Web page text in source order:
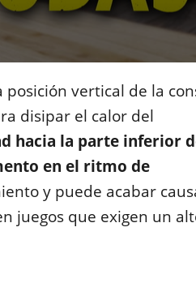
vertical de la
disipar el calor del
hacia la parte inferior
en el ritmo de
y puede acabar
juegos que exigen un